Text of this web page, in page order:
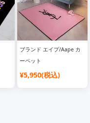
ブランド エイプ/Aape カ
ーペット
¥5,950(税込)